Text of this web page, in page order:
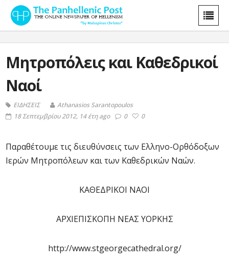
Μητροπόλεις και Καθεδρικοί
Ναοί
ΕΙΔΗΣΕΙΣ
Athanasios Sarantopoulos
18 Σεπτεμβρίου 2012, 14 έτη ago
0 0
Παραθέτουμε τις διευθύνσεις των Ελληνο-Ορθόδοξων
Ιερών Μητροπόλεων και των Καθεδρικών Ναών.
ΚΑΘΕΔΡΙΚΟΙ ΝΑΟΙ
ΑΡΧΙΕΠΙΣΚΟΠΗ ΝΕΑΣ ΥΟΡΚΗΣ
http://www.stgeorgecathedral.org/